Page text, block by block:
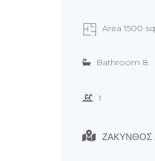
Area 1500
Bathroom 8
1
ΖΑΚΥΝΘΟΣ